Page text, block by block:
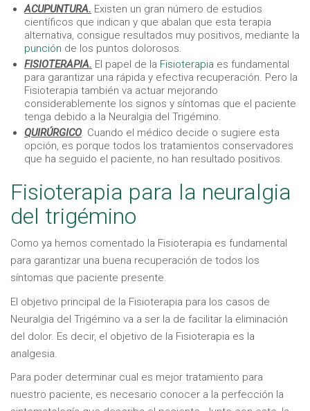
ACUPUNTURA. Existen un gran número de estudios
científicos que indican y que abalan que esta terapia
alternativa, consigue resultados muy positivos, mediante la
punción de los puntos dolorosos.
FISIOTERAPIA. El papel de la Fisioterapia es fundamental
para garantizar una rápida y efectiva recuperación. Pero la
Fisioterapia también va actuar mejorando
considerablemente los signos y síntomas que el paciente
tenga debido a la Neuralgia del Trigémino.
QUIRÚRGICO. Cuando el médico decide o sugiere esta
opción, es porque todos los tratamientos conservadores
que ha seguido el paciente, no han resultado positivos.
Fisioterapia para la neuralgia
del trigémino
Como ya hemos comentado la Fisioterapia es fundamental
para garantizar una buena recuperación de todos los
síntomas que paciente presente.
El objetivo principal de la Fisioterapia para los casos de
Neuralgia del Trigémino va a ser la de facilitar la eliminación
del dolor. Es decir, el objetivo de la Fisioterapia es la
analgesia.
Para poder determinar cual es mejor tratamiento para
nuestro paciente, es necesario conocer a la perfección la